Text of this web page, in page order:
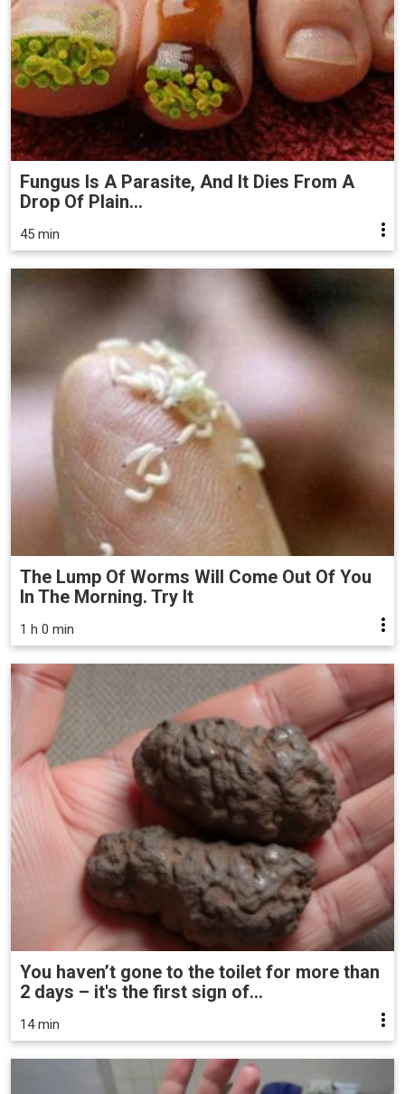
Fungus Is A Parasite, And It Dies From A
Drop Of Plain...
45 min
The Lump Of Worms Will Come Out Of You
In The Morning. Try It
1 h 0 min
You haven’t gone to the toilet for more than
2 days – it's the first sign of...
14 min